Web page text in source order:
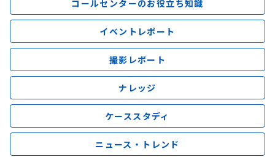
コールセンターのお役立ち知識
イベントレポート
撮影レポート
ナレッジ
ケーススタディ
ニュース・トレンド